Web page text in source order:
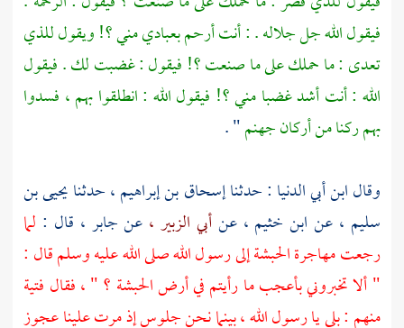
فيقول الله جل جلاله . : أنت أرحم بعبادي مني ؟! ويقول للذي
تعدى : ما حملك على ما صنعت ؟! فيقول : غضبت لك . فيقول
الله : أنت أشد غضبا مني ؟! فيقول الله : انطلقوا بهم ، فسدوا
بهم ركنا من أركان جهنم" .
وقالابن أبي الدنيا : حدثناإسحاق بن إبراهيم ،حدثنايحيى بن
سليم ، عن ابن خثيم ،عنأبي الزبير ، عنجابر ، قال : لما
رجعتمهاجرة الحبشةإلى رسول الله صلى الله عليه وسلم قال :
" ألا تخبروني بأعجب ما رأيتم فيأرض الحبشة ؟" ، فقال فتية
منهم : بلى يا رسول الله ، بينما نحن جلوس إذ مرت علينا عجوز